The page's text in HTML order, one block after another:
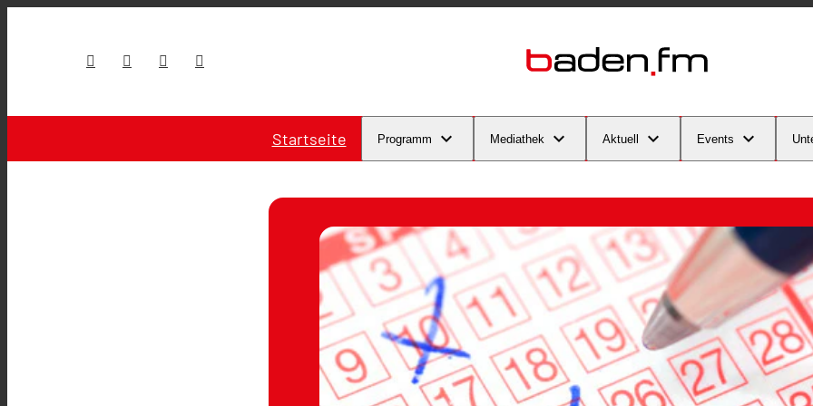
Startseite Programm Mediathek Aktuell Events